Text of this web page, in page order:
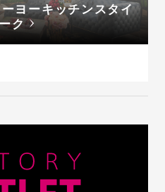
ヨーキッチンスタイ
ク